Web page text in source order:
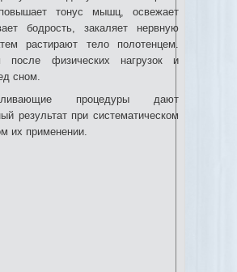
тонус мышц, освежает
бодрость, закаляет нервную
растирают тело полотенцем.
после физических нагрузок и
сном.
процедуры дают
результат при систематическом
их применении.